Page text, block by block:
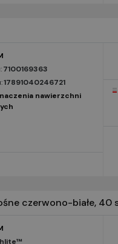
7100169363
17891040246721
nawierzchni
czerwono-białe, 40